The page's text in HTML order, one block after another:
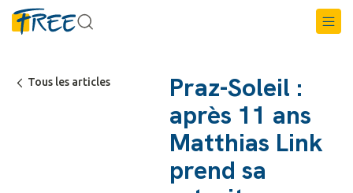
Tous les articles
Praz-Soleil :
après 11 ans
Matthias Link
prend sa